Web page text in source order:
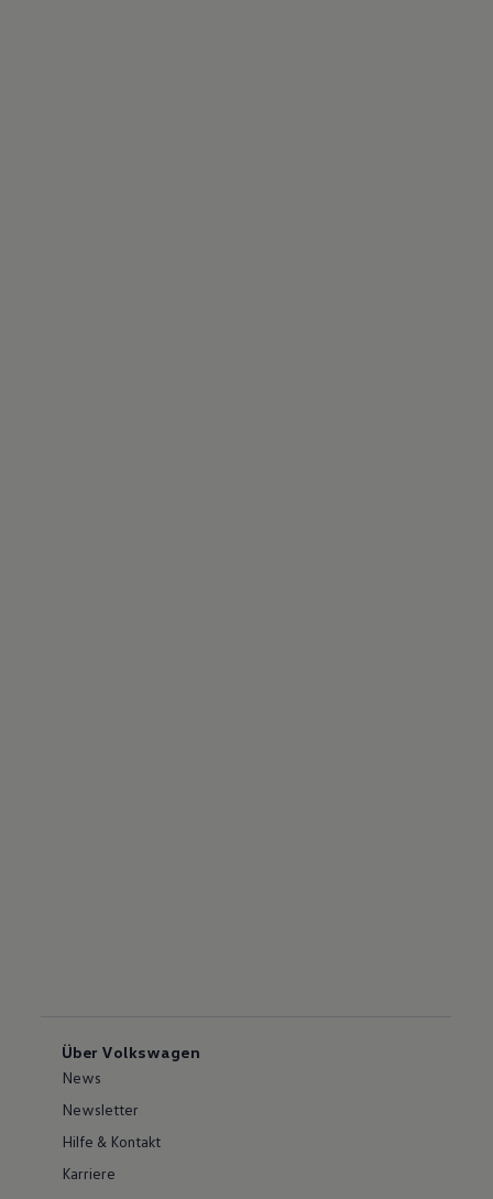
Über Volkswagen
News
Newsletter
Hilfe & Kontakt
Karriere